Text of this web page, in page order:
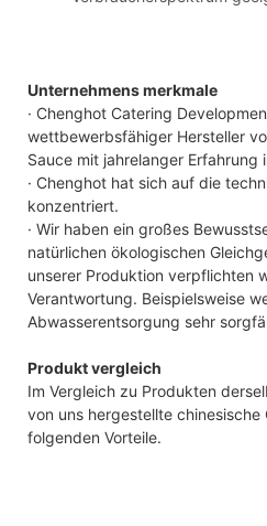
Unternehmens merkmale
· Chenghot Catering
wettbewerbsfähiger Hersteller
Sauce mit jahrelanger Erfahrung
· Chenghot hat sich auf die
konzentriert.
· Wir haben ein großes
natürlichen ökologischen
unserer Produktion verpflichten
Verantwortung. Beispielsweise
Abwasserentsorgung sehr
Produkt vergleich
Im Vergleich zu Produkten
von uns hergestellte chinesische
folgenden Vorteile.